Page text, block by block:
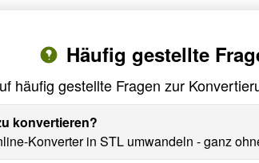
Häufig gestellte
häufig gestellte Fragen zur
konvertieren?
Konverter in STL umwandeln - ganz